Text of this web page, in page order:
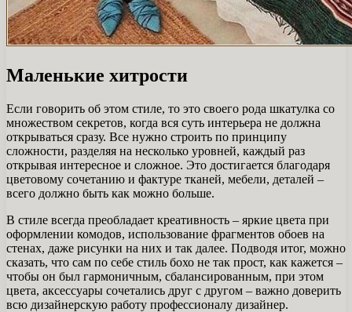
Маленькие хитрости
Если говорить об этом стиле, то это своего рода шкатулка со
множеством секретов, когда вся суть интерьера не должна
открываться сразу. Все нужно строить по принципу
сложности, разделяя на несколько уровней, каждый раз
открывая интересное и сложное. Это достигается благодаря
цветовому сочетанию и фактуре тканей, мебели, деталей –
всего должно быть как можно больше.
В стиле всегда преобладает креативность – яркие цвета при
оформлении комодов, использование фрагментов обоев на
стенах, даже рисунки на них и так далее. Подводя итог, можно
сказать, что сам по себе стиль бохо не так прост, как кажется –
чтобы он был гармоничным, сбалансированным, при этом
цвета, аксессуары сочетались друг с другом – важно доверить
всю дизайнерскую работу профессионалу дизайнер.